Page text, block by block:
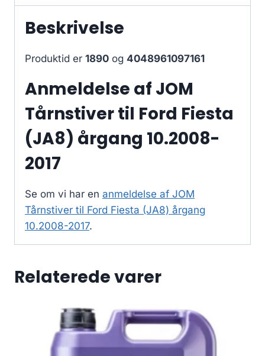
Beskrivelse
Produktid er 1890 og 4048961097161
Anmeldelse af JOM
Tårnstiver til Ford Fiesta
(JA8) årgang 10.2008-
2017
Se om vi har en anmeldelse af JOM
Tårnstiver til Ford Fiesta (JA8) årgang
10.2008-2017.
Relaterede varer